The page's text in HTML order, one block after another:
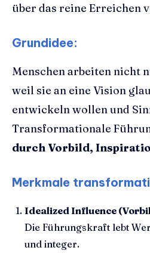
über das reine Erreichen
Grundidee:
Menschen arbeiten nicht
weil sie an eine Vision
entwickeln wollen und
Transformationale
durch Vorbild,
Merkmale
Idealized Influence
Die Führungskraft lebt
und integer.